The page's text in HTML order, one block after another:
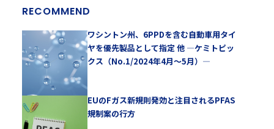
RECOMMEND
ワシントン州、6PPDを含む自動車用タイ
ヤを優先製品として指定 他 ―ケミトピッ
クス（No.1/2024年4月～5月）―
EUのFガス新規則発効と注目されるPFAS
規制案の行方